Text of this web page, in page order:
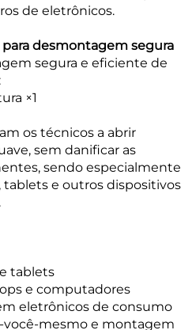
de eletrônicos.
desmontagem segura
segura e eficiente de
×1
os técnicos a abrir
sem danificar as
sendo especialmente
e outros dispositivos
tablets
e computadores
eletrônicos de consumo
você-mesmo e montagem